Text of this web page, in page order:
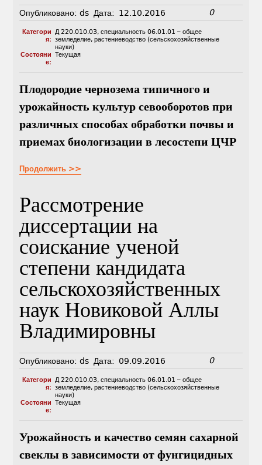
Опубликовано: ds Дата: 12.10.2016 0
Категори
я:
Д 220.010.03, специальность 06.01.01 – общее
земледелие, растениеводство (сельскохозяйственные
науки)
Состояни
е:
Текущая
Плодородие чернозема типичного и
урожайность культур севооборотов при
различных способах обработки почвы и
приемах биологизации в лесостепи ЦЧР
Продолжить >>
Рассмотрение
диссертации на
соискание ученой
степени кандидата
сельскохозяйственных
наук Новиковой Аллы
Владимировны
Опубликовано: ds Дата: 09.09.2016 0
Категори
я:
Д 220.010.03, специальность 06.01.01 – общее
земледелие, растениеводство (сельскохозяйственные
науки)
Состояни
е:
Текущая
Урожайность и качество семян сахарной
свеклы в зависимости от фунгицидных